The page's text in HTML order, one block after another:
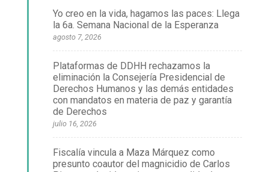
Yo creo en la vida, hagamos las paces: Llega
la 6a. Semana Nacional de la Esperanza
agosto 7, 2026
Plataformas de DDHH rechazamos la
eliminación la Consejería Presidencial de
Derechos Humanos y las demás entidades
con mandatos en materia de paz y garantía
de Derechos
julio 16, 2026
Fiscalía vincula a Maza Márquez como
presunto coautor del magnicidio de Carlos